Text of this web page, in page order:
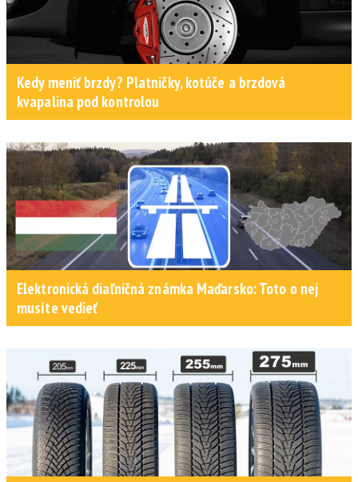
Kedy meniť brzdy? Platničky, kotúče a brzdová
kvapalina pod kontrolou
Elektronická diaľničná známka Maďarsko: Toto o nej
musíte vedieť